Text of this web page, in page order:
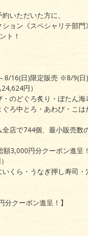
いただいた方に、
ョン《スペシャリテ部門》
ト！
8/16(日)限定販売 ※8/9(
円）
のどぐろ炙り・ぼたん
ろ中とろ・あわび・こ
店で744個、最小販売数
額3,000円分クーポン進呈
くら・うなぎ押し寿司
分クーポン進呈！】